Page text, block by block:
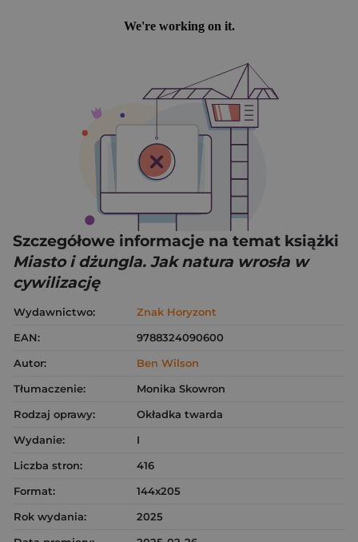
Szczegółowe informacje na temat książki
Miasto i dżungla. Jak natura wrosła w
cywilizację
Wydawnictwo:
Znak Horyzont
EAN:
9788324090600
Autor:
Ben Wilson
Tłumaczenie:
Monika Skowron
Rodzaj oprawy:
Okładka twarda
Wydanie:
I
Liczba stron:
416
Format:
144x205
Rok wydania:
2025